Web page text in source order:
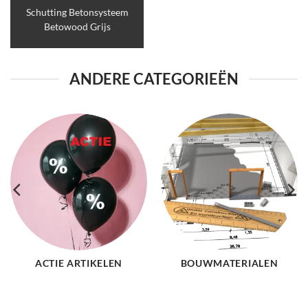
Schutting Betonsysteem
Betowood Grijs
ANDERE CATEGORIEËN
ACTIE ARTIKELEN BOUWMATERIALEN